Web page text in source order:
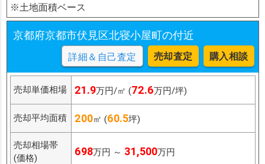
※土地面積ベース
京都府京都市伏見区北寝小屋町の付近
詳細＆自己査定 売却査定 購入相談
売却単価相場 21.9万円/㎡ (72.6万円/坪)
売却平均面積 200㎡ (60.5坪)
売却相場帯
(価格)
698万円 ～ 31,500万円